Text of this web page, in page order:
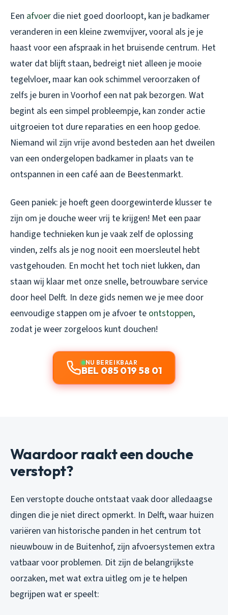
Een afvoer die niet goed doorloopt, kan je badkamer
veranderen in een kleine zwemvijver, vooral als je je
haast voor een afspraak in het bruisende centrum. Het
water dat blijft staan, bedreigt niet alleen je mooie
tegelvloer, maar kan ook schimmel veroorzaken of
zelfs je buren in Voorhof een nat pak bezorgen. Wat
begint als een simpel probleempje, kan zonder actie
uitgroeien tot dure reparaties en een hoop gedoe.
Niemand wil zijn vrije avond besteden aan het dweilen
van een ondergelopen badkamer in plaats van te
ontspannen in een café aan de Beestenmarkt.
Geen paniek: je hoeft geen doorgewinterde klusser te
zijn om je douche weer vrij te krijgen! Met een paar
handige technieken kun je vaak zelf de oplossing
vinden, zelfs als je nog nooit een moersleutel hebt
vastgehouden. En mocht het toch niet lukken, dan
staan wij klaar met onze snelle, betrouwbare service
door heel Delft. In deze gids nemen we je mee door
eenvoudige stappen om je afvoer te ontstoppen,
zodat je weer zorgeloos kunt douchen!
NU BEREIKBAAR
BEL 085 019 58 01
Waardoor raakt een douche
verstopt?
Een verstopte douche ontstaat vaak door alledaagse
dingen die je niet direct opmerkt. In Delft, waar huizen
variëren van historische panden in het centrum tot
nieuwbouw in de Buitenhof, zijn afvoersystemen extra
vatbaar voor problemen. Dit zijn de belangrijkste
oorzaken, met wat extra uitleg om je te helpen
begrijpen wat er speelt: